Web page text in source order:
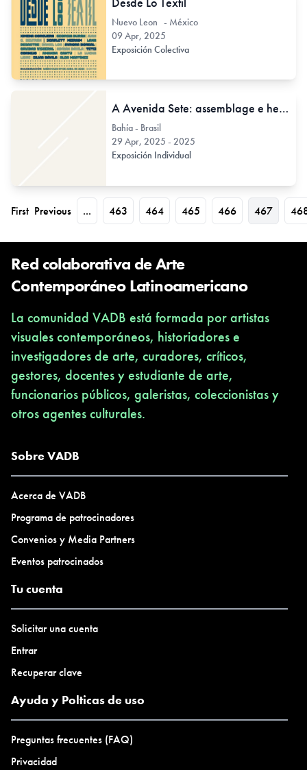
Nuevo Leon - México
09 Apr, 2025
Exposición Colectiva
A Avenida Sete: assemblage e heterotopia de Stephan Lanz
Bahía - Brasil
29 Apr, 2025 - 2025
Exposición Individual
First Previous ... 463 464 465 466 467
Red colaborativa de Arte
Contemporáneo Latinoamericano
La comunidad VADB está formada por artistas
visuales contemporáneos, historiadores e
investigadores de arte, curadores, críticos,
gestores, docentes y estudiante de arte,
funcionarios públicos, galeristas, coleccionistas y
otros agentes culturales.
Sobre VADB
Acerca de VADB
Programa de patrocinadores
Convenios y Media Partners
Eventos patrocinados
Tu cuenta
Solicitar una cuenta
Entrar
Recuperar clave
Ayuda y Polticas de uso
Preguntas frecuentes (FAQ)
Privacidad